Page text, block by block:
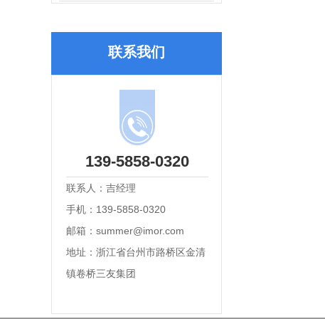
联系我们
139-5858-0320
联系人：吉经理
手机：139-5858-0320
邮箱：summer@imor.com
地址：浙江省台州市路桥区金清
镇卷桥三友集团